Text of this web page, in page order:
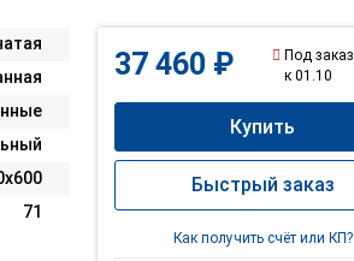
71
37 460 ₽
Под заказ
к 01.10
Купить
Быстрый заказ
Как получить счёт или КП?